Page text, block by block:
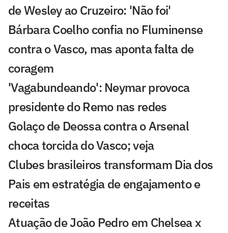
de Wesley ao Cruzeiro: 'Não foi'
Bárbara Coelho confia no Fluminense
contra o Vasco, mas aponta falta de
coragem
'Vagabundeando': Neymar provoca
presidente do Remo nas redes
Golaço de Deossa contra o Arsenal
choca torcida do Vasco; veja
Clubes brasileiros transformam Dia dos
Pais em estratégia de engajamento e
receitas
Atuação de João Pedro em Chelsea x